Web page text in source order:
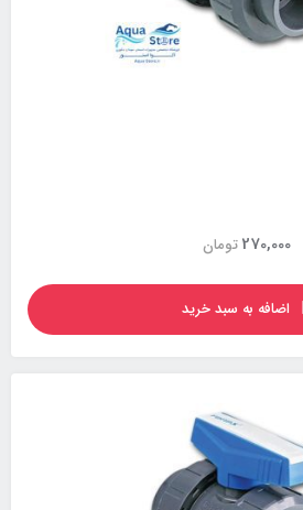
تومان270,000
اضافه به سبد خرید